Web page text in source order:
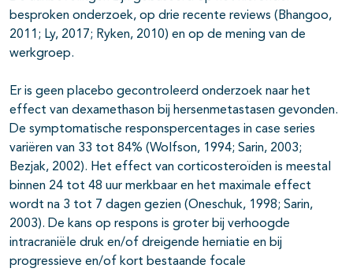
besproken onderzoek, op drie recente reviews (Bhangoo,
2011; Ly, 2017; Ryken, 2010) en op de mening van de
werkgroep.
Er is geen placebo gecontroleerd onderzoek naar het
effect van dexamethason bij hersenmetastasen gevonden.
De symptomatische responspercentages in case series
variëren van 33 tot 84% (Wolfson, 1994; Sarin, 2003;
Bezjak, 2002). Het effect van corticosteroïden is meestal
binnen 24 tot 48 uur merkbaar en het maximale effect
wordt na 3 tot 7 dagen gezien (Oneschuk, 1998; Sarin,
2003). De kans op respons is groter bij verhoogde
intracraniële druk en/of dreigende herniatie en bij
progressieve en/of kort bestaande focale